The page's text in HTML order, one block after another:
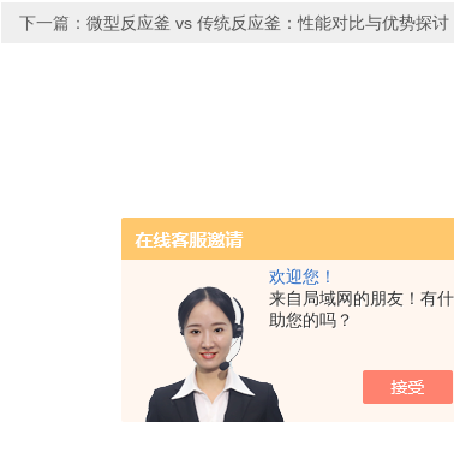
欢迎您！
来自局域网的朋友！有
助您的吗？
下一篇： 微型反应釜 vs 传统反应釜：性能对比与优势探讨